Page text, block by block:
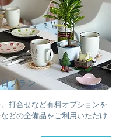
プラン
打合せなど有料オプションを
どの全備品をご利用いただけ